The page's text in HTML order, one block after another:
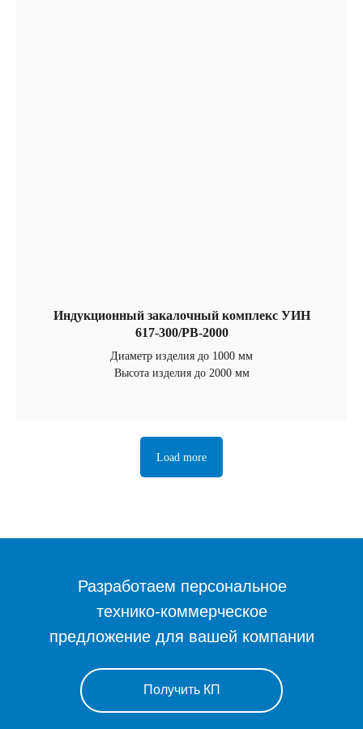
Индукционный закалочный комплекс УИН
617-300/РВ-2000
Диаметр изделия до 1000 мм
Высота изделия до 2000 мм
Load more
Разработаем персональное
технико-коммерческое
предложение для вашей компании
Получить КП